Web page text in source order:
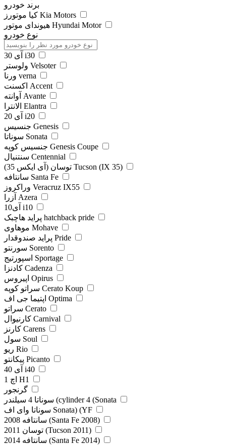
برند خودرو
کیا موتورز Kia Motors
هیوندای موتور Hyundai Motor
نوع خودرو
آی 30 i30
ولوستر Velsoter
ورنا verna
اکسنت Accent
آوانته Avante
الانترا Elantra
آی 20 i20
جنسیس Genesis
سوناتا Sonata
جنسیس کوپه Genesis Coupe
سنتنیال Centennial
توسان (آی ایکس 35) Tucson (IX 35)
سانتافه Santa Fe
وراکروز Veracruz IX55
آزرا Azera
آی10 i10
پراید هاچبک hatchback pride
موهاوی Mohave
پراید صندوقدار Pride
سورنتو Sorento
اسپورتیج Sportage
کادنزا Cadenza
اپیروس Opirus
سراتو کوپه Cerato Koup
اپتیما جی اف Optima
سراتو Cerato
کارنیوال Carnival
کارنز Carens
سول Soul
ریو Rio
پیکانتو Picanto
آی 40 i40
اچ 1 H1
سوناتا 4 سیلندر (cylinder 4 (Sonata
سوناتا وای اف Sonata) (YF
سانتافه 2008 (Santa Fe 2008)
توسان 2011 (Tucson 2011)
سانتافه 2014 (Santa Fe 2014)